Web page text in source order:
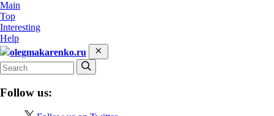
Main
Top
Interesting
Help
olegmakarenko.ru
Follow us: